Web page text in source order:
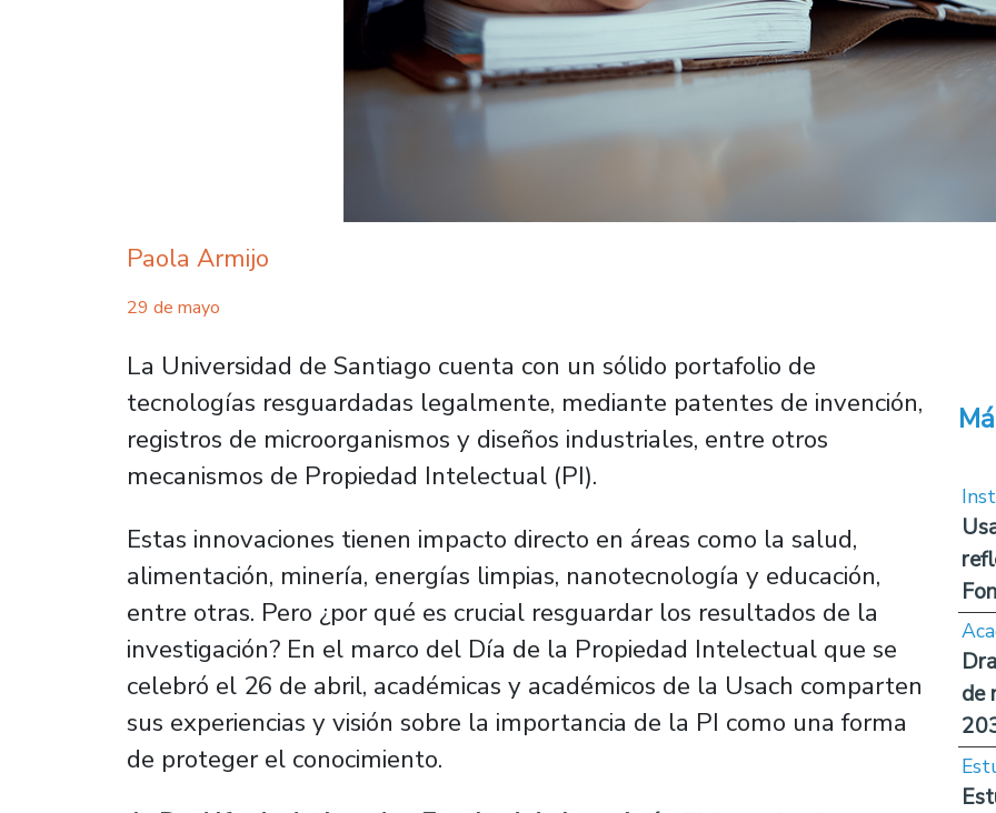
Paola Armijo
29 de mayo
La Universidad de Santiago cuenta con un sólido portafolio de
tecnologías resguardadas legalmente, mediante patentes de invención,
registros de microorganismos y diseños industriales, entre otros
mecanismos de Propiedad Intelectual (PI).
Estas innovaciones tienen impacto directo en áreas como la salud,
alimentación, minería, energías limpias, nanotecnología y educación,
entre otras. Pero ¿por qué es crucial resguardar los resultados de la
investigación? En el marco del Día de la Propiedad Intelectual que se
celebró el 26 de abril, académicas y académicos de la Usach comparten
sus experiencias y visión sobre la importancia de la PI como una forma
de proteger el conocimiento.
de